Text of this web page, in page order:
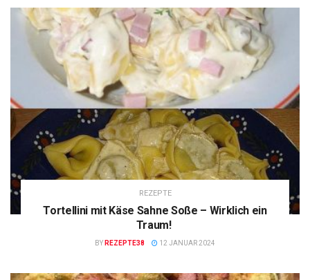
REZEPTE
Tortellini mit Käse Sahne Soße – Wirklich ein
Traum!
BY REZEPTE38 12 JANUAR 2024